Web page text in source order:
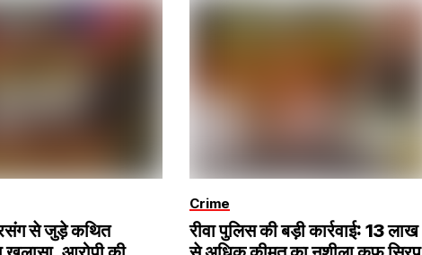
से जुड़े कथित
Crime
रीवा पुलिस की बड़ी कार्रवाई: 13 लाख